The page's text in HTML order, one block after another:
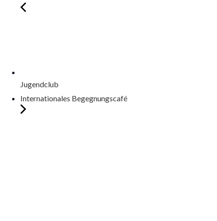
Jugendclub
Internationales Begegnungscafé